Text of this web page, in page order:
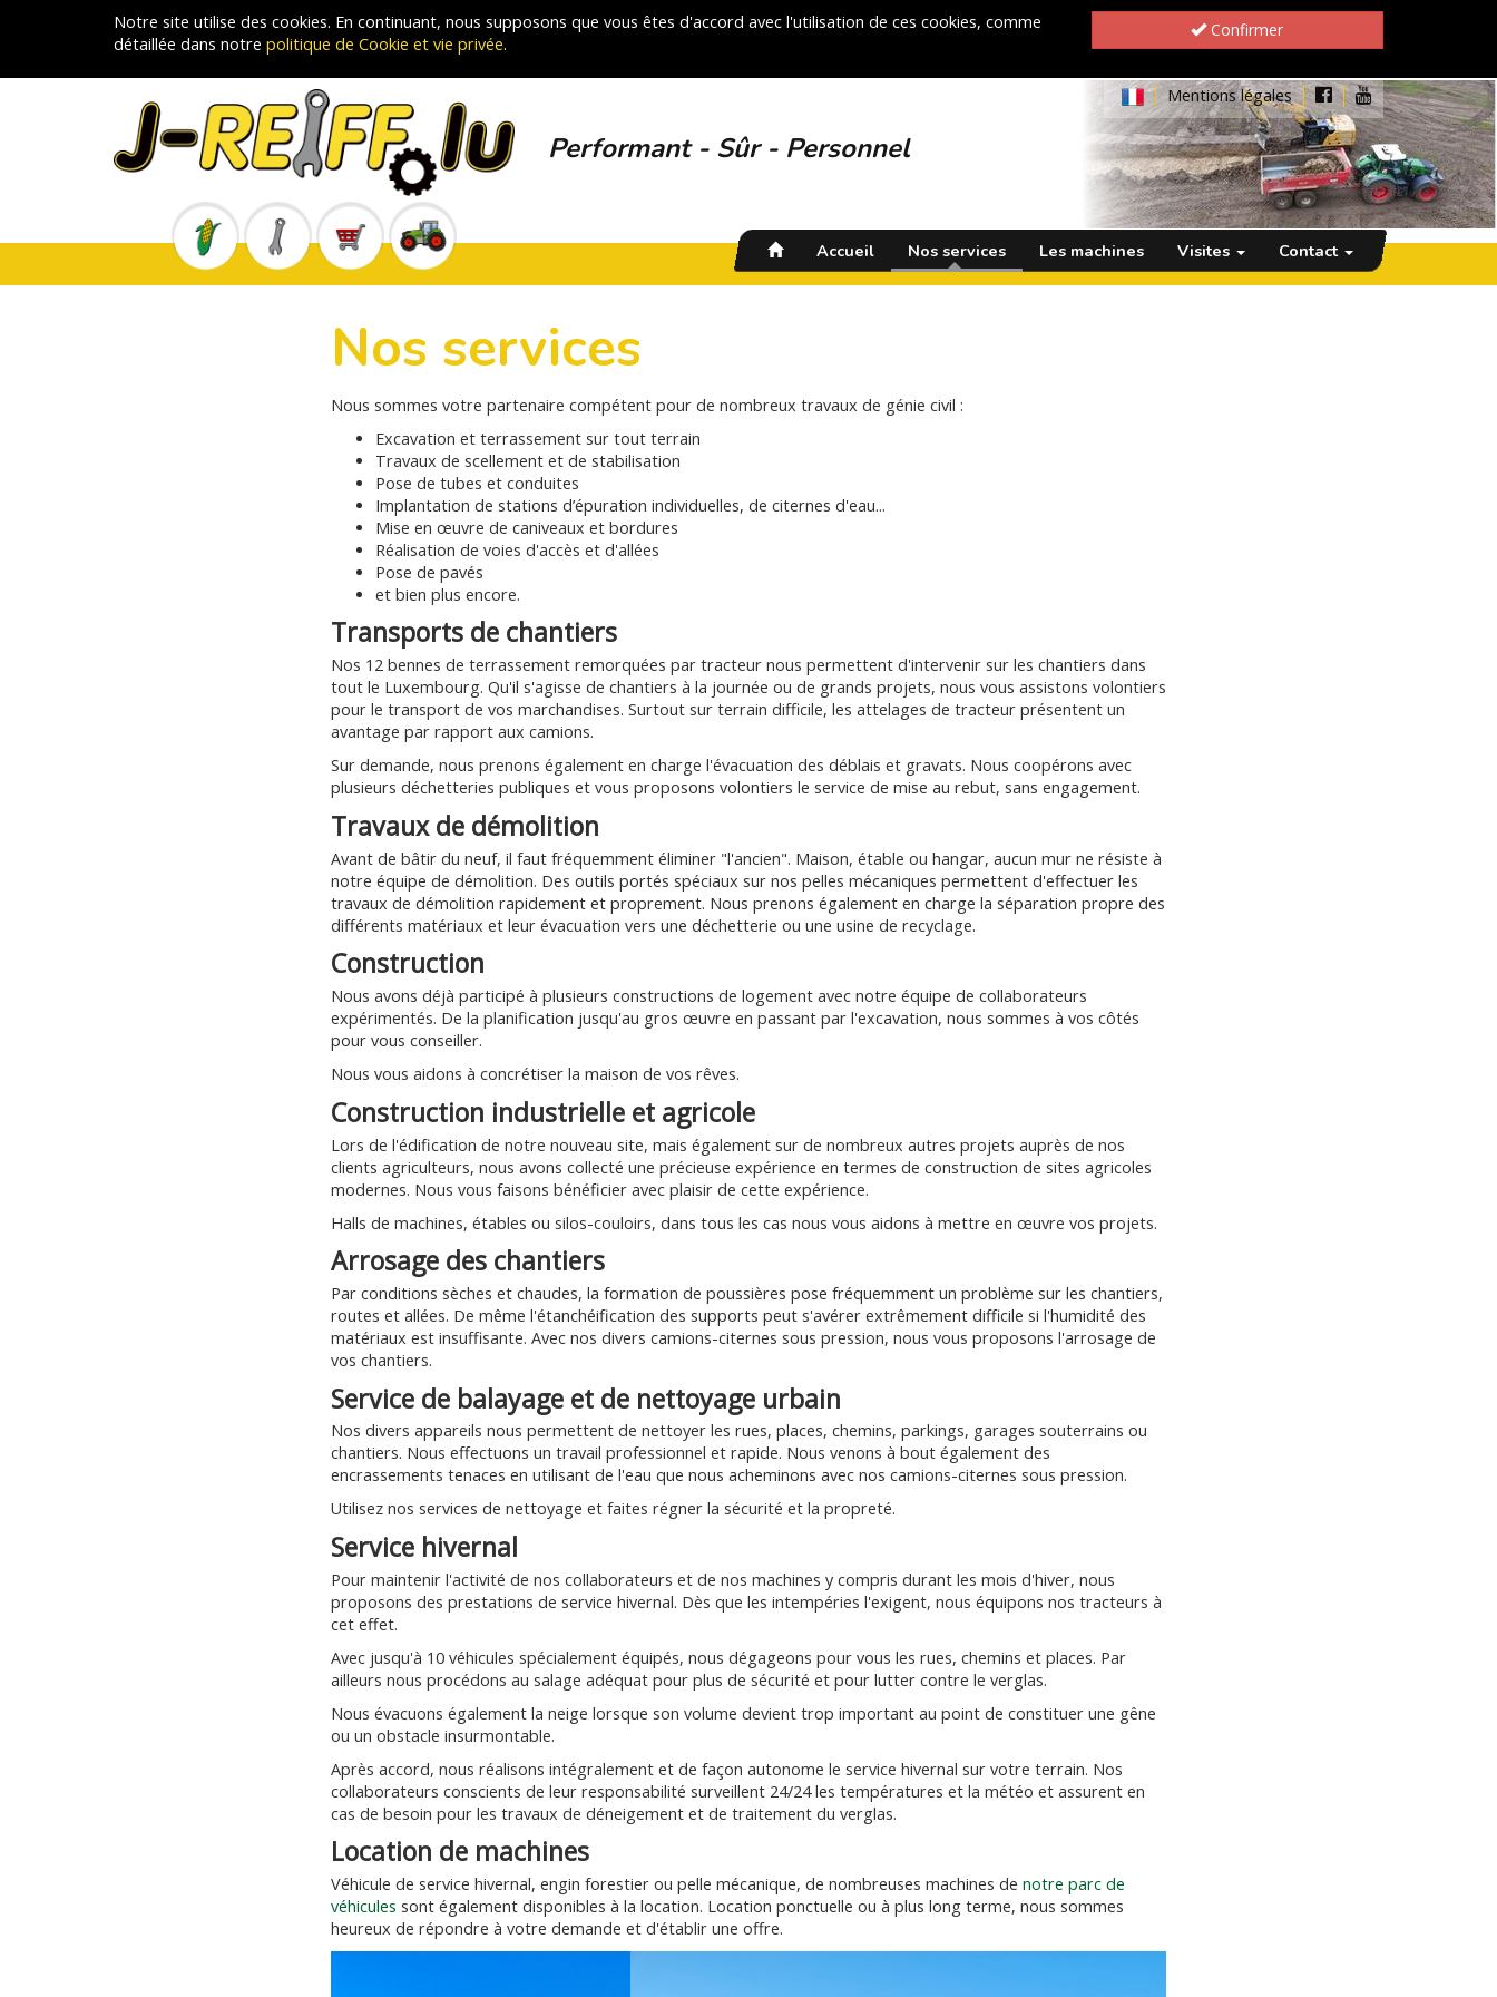
Notre site utilise des cookies. En continuant, nous supposons que vous êtes d'accord avec l'utilisation de ces cookies, comme
détaillée dans notre politique de Cookie et vie privée.
Confirmer
Mentions légales
Performant - Sûr - Personnel
Accueil Nos services Les machines Visites Contact
Nos services
Nous sommes votre partenaire compétent pour de nombreux travaux de génie civil :
Excavation et terrassement sur tout terrain
Travaux de scellement et de stabilisation
Pose de tubes et conduites
Implantation de stations d’épuration individuelles, de citernes d'eau...
Mise en œuvre de caniveaux et bordures
Réalisation de voies d'accès et d'allées
Pose de pavés
et bien plus encore.
Transports de chantiers
Nos 12 bennes de terrassement remorquées par tracteur nous permettent d'intervenir sur les chantiers dans
tout le Luxembourg. Qu'il s'agisse de chantiers à la journée ou de grands projets, nous vous assistons volontiers
pour le transport de vos marchandises. Surtout sur terrain difficile, les attelages de tracteur présentent un
avantage par rapport aux camions.
Sur demande, nous prenons également en charge l'évacuation des déblais et gravats. Nous coopérons avec
plusieurs déchetteries publiques et vous proposons volontiers le service de mise au rebut, sans engagement.
Travaux de démolition
Avant de bâtir du neuf, il faut fréquemment éliminer "l'ancien". Maison, étable ou hangar, aucun mur ne résiste à
notre équipe de démolition. Des outils portés spéciaux sur nos pelles mécaniques permettent d'effectuer les
travaux de démolition rapidement et proprement. Nous prenons également en charge la séparation propre des
différents matériaux et leur évacuation vers une déchetterie ou une usine de recyclage.
Construction
Nous avons déjà participé à plusieurs constructions de logement avec notre équipe de collaborateurs
expérimentés. De la planification jusqu'au gros œuvre en passant par l'excavation, nous sommes à vos côtés
pour vous conseiller.
Nous vous aidons à concrétiser la maison de vos rêves.
Construction industrielle et agricole
Lors de l'édification de notre nouveau site, mais également sur de nombreux autres projets auprès de nos
clients agriculteurs, nous avons collecté une précieuse expérience en termes de construction de sites agricoles
modernes. Nous vous faisons bénéficier avec plaisir de cette expérience.
Halls de machines, étables ou silos-couloirs, dans tous les cas nous vous aidons à mettre en œuvre vos projets.
Arrosage des chantiers
Par conditions sèches et chaudes, la formation de poussières pose fréquemment un problème sur les chantiers,
routes et allées. De même l'étanchéification des supports peut s'avérer extrêmement difficile si l'humidité des
matériaux est insuffisante. Avec nos divers camions-citernes sous pression, nous vous proposons l'arrosage de
vos chantiers.
Service de balayage et de nettoyage urbain
Nos divers appareils nous permettent de nettoyer les rues, places, chemins, parkings, garages souterrains ou
chantiers. Nous effectuons un travail professionnel et rapide. Nous venons à bout également des
encrassements tenaces en utilisant de l'eau que nous acheminons avec nos camions-citernes sous pression.
Utilisez nos services de nettoyage et faites régner la sécurité et la propreté.
Service hivernal
Pour maintenir l'activité de nos collaborateurs et de nos machines y compris durant les mois d'hiver, nous
proposons des prestations de service hivernal. Dès que les intempéries l'exigent, nous équipons nos tracteurs à
cet effet.
Avec jusqu'à 10 véhicules spécialement équipés, nous dégageons pour vous les rues, chemins et places. Par
ailleurs nous procédons au salage adéquat pour plus de sécurité et pour lutter contre le verglas.
Nous évacuons également la neige lorsque son volume devient trop important au point de constituer une gêne
ou un obstacle insurmontable.
Après accord, nous réalisons intégralement et de façon autonome le service hivernal sur votre terrain. Nos
collaborateurs conscients de leur responsabilité surveillent 24/24 les températures et la météo et assurent en
cas de besoin pour les travaux de déneigement et de traitement du verglas.
Location de machines
Véhicule de service hivernal, engin forestier ou pelle mécanique, de nombreuses machines de notre parc de
véhicules sont également disponibles à la location. Location ponctuelle ou à plus long terme, nous sommes
heureux de répondre à votre demande et d'établir une offre.